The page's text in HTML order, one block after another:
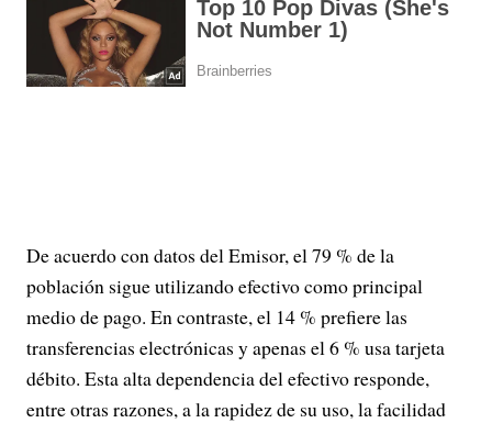
De acuerdo con datos del Emisor, el 79 % de la
población sigue utilizando efectivo como principal
medio de pago. En contraste, el 14 % prefiere las
transferencias electrónicas y apenas el 6 % usa tarjeta
débito. Esta alta dependencia del efectivo responde,
entre otras razones, a la rapidez de su uso, la facilidad